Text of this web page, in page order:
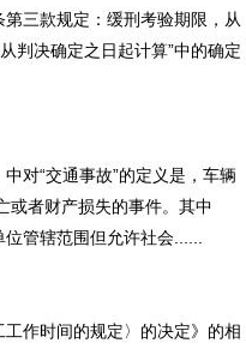
三款规定：缓刑考验期限，从
判决确定之日起计算”中的确定
对“交通事故”的定义是，车辆
或者财产损失的事件。其中
位管辖范围但允许社会......
作时间的规定〉的决定》的相